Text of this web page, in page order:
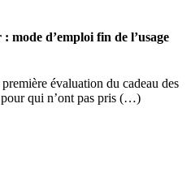
d’emploi fin de l’usage
évaluation du cadeau des
qui n’ont pas pris (…)